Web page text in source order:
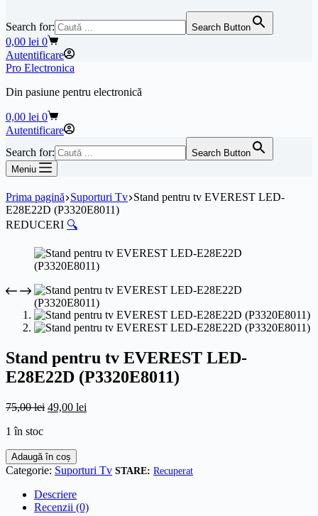
Search for: Search Button
Coș
de
cumpărături
0,00 lei 0
Autentificare
Pro Electronica
Din pasiune pentru electronică
Coș
de
0,00 lei 0
Autentificare
Search for:
Search Button
Meniu
Prima pagină Suporturi Tv Stand pentru tv EVEREST LED-
E28E22D (P3320E8011)
REDUCERI 🔍
Stand pentru tv EVEREST LED-
E28E22D (P3320E8011)
75,00lei Prețul
75,00 lei.
49,00 lei
1 în stoc
Cantitate
Stand
pentru
EVEREST
Adaugă în coș
Categorie: Suporturi Tv Recuperat
Descriere
Recenzii (0)